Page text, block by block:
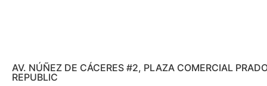
AV. NÚÑEZ DE CÁCERES #2, PLAZA COMERCIAL
REPUBLIC